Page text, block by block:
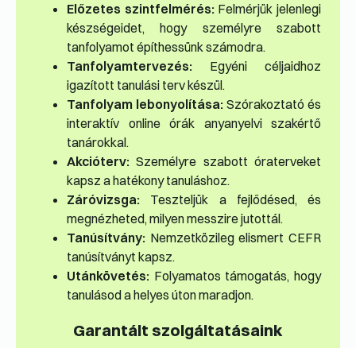
Előzetes szintfelmérés:Felmérjük jelenlegi
készségeidet, hogy személyre szabott
tanfolyamot építhessünk számodra.
Tanfolyamtervezés: Egyéni céljaidhoz
igazított tanulási terv készül.
Tanfolyam lebonyolítása: Szórakoztató és
interaktív online órák anyanyelvi szakértő
tanárokkal.
Akcióterv: Személyre szabott óraterveket
kapsz a hatékony tanuláshoz.
Záróvizsga: Teszteljük a fejlődésed, és
megnézheted, milyen messzire jutottál.
Tanúsítvány: Nemzetközileg elismert CEFR
tanúsítványt kapsz.
Utánkövetés: Folyamatos támogatás, hogy
tanulásod a helyes úton maradjon.
Garantált szolgáltatásaink